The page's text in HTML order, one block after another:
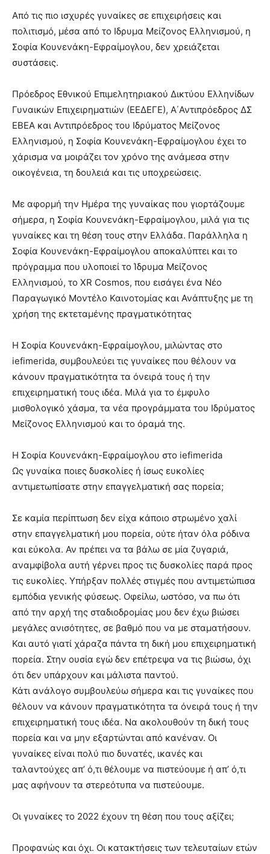
Από τις πιο ισχυρές γυναίκες σε επιχειρήσεις και
πολιτισμό, μέσα από το Ιδρυμα Μείζονος Ελληνισμού, η
Σοφία Κουνενάκη-Εφραίμογλου, δεν χρειάζεται
συστάσεις.
Πρόεδρος Εθνικού Επιμελητηριακού Δικτύου Ελληνίδων
Γυναικών Επιχειρηματιών (ΕΕΔΕΓΕ), Α΄Αντιπρόεδρος ΔΣ
ΕΒΕΑ και Αντιπρόεδρος του Ιδρύματος Μείζονος
Ελληνισμού, η Σοφία Κουνενάκη-Εφραίμογλου έχει το
χάρισμα να μοιράζει τον χρόνο της ανάμεσα στην
οικογένεια, τη δουλειά και τις υποχρεώσεις.
Με αφορμή την Ημέρα της γυναίκας που γιορτάζουμε
σήμερα, η Σοφία Κουνενάκη-Εφραίμογλου, μιλά για τις
γυναίκες και τη θέση τους στην Ελλάδα. Παράλληλα η
Σοφία Κουνενάκη-Εφραίμογλου αποκαλύπτει και το
πρόγραμμα που υλοποιεί τo Ίδρυμα Μείζονος
Ελληνισμού, το XR Cosmos, που εισάγει ένα Νέο
Παραγωγικό Μοντέλο Καινοτομίας και Ανάπτυξης με τη
χρήση της εκτεταμένης πραγματικότητας
Η Σοφία Κουνενάκη-Εφραίμογλου, μιλώντας στο
iefimerida, συμβουλεύει τις γυναίκες που θέλουν να
κάνουν πραγματικότητα τα όνειρά τους ή την
επιχειρηματική τους ιδέα. Μιλά για το έμφυλο
μισθολογικό χάσμα, τα νέα προγράμματα του Ιδρύματος
Μείζονος Ελληνισμού και το όραμά της.
Η Σοφία Κουνενάκη-Εφραίμογλου στο iefimerida
Ως γυναίκα ποιες δυσκολίες ή ίσως ευκολίες
αντιμετωπίσατε στην επαγγελματική σας πορεία;
Σε καμία περίπτωση δεν είχα κάποιο στρωμένο χαλί
στην επαγγελματική μου πορεία, ούτε ήταν όλα ρόδινα
και εύκολα. Αν πρέπει να τα βάλω σε μία ζυγαριά,
αναμφίβολα αυτή γέρνει προς τις δυσκολίες παρά προς
τις ευκολίες. Υπήρξαν πολλές στιγμές που αντιμετώπισα
εμπόδια γενικής φύσεως. Οφείλω, ωστόσο, να πω ότι
από την αρχή της σταδιοδρομίας μου δεν έχω βιώσει
μεγάλες ανισότητες, σε βαθμό που να με σταματήσουν.
Και αυτό γιατί χάραζα πάντα τη δική μου επιχειρηματική
πορεία. Στην ουσία εγώ δεν επέτρεψα να τις βιώσω, όχι
ότι δεν υπάρχουν και μάλιστα παντού.
Κάτι ανάλογο συμβουλεύω σήμερα και τις γυναίκες που
θέλουν να κάνουν πραγματικότητα τα όνειρά τους ή την
επιχειρηματική τους ιδέα. Να ακολουθούν τη δική τους
πορεία και να μην εξαρτώνται από κανέναν. Οι
γυναίκες είναι πολύ πιο δυνατές, ικανές και
ταλαντούχες απ’ ό,τι θέλουμε να πιστεύουμε ή απ’ ό,τι
μας αφήνουν τα στερεότυπα να πιστεύουμε.
Οι γυναίκες το 2022 έχουν τη θέση που τους αξίζει;
Προφανώς και όχι. Οι κατακτήσεις των τελευταίων ετών